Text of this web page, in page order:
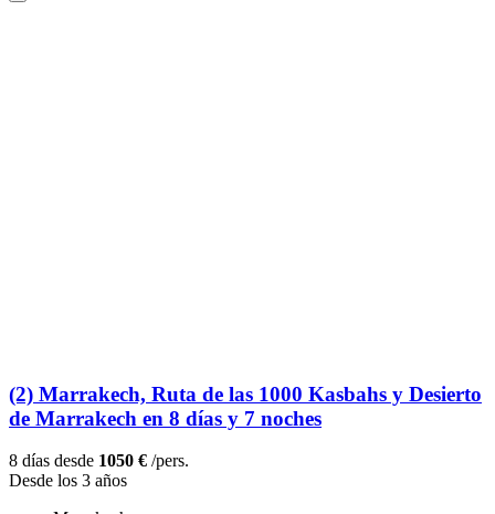
(2) Marrakech, Ruta de las 1000 Kasbahs y Desierto
de Marrakech en 8 días y 7 noches
8 días desde 1050 € /pers.
Desde los 3 años